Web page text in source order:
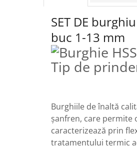
Scule Pneumatice
Suport motocicleta
Tunuri de caldura si aeroteme
Utilaje constructie
SET DE
buc 1-13 mm
Burghiile de înaltă
șanfren, care permite
caracterizează prin
tratamentului termic